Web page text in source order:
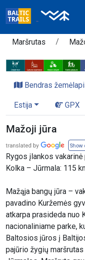
Maršrutas
Bendras
Estija GPX
Mažoji jūra
Show
Rygos įlankos vakarinė
Kolka – Jūrmala: 115
Mažąja bangų jūra –
pavadino Kuržemės
atkarpa prasideda nuo
nacionaliniame parke,
Baltosios jūros į
pajūrio žygių